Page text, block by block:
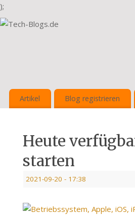
);
Artikel Blog registrieren
Heute
starten
2021-09-20 - 17:38